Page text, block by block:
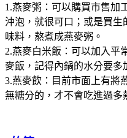
1.燕麥粥：可以購買市售加
沖泡，就很可口；或是買生
味料，熬煮成燕麥粥。
2.燕麥白米飯：可以加入平
麥飯，記得內鍋的水分要多
3.燕麥飲：目前市面上有將
無糖分的，才不會吃進過多